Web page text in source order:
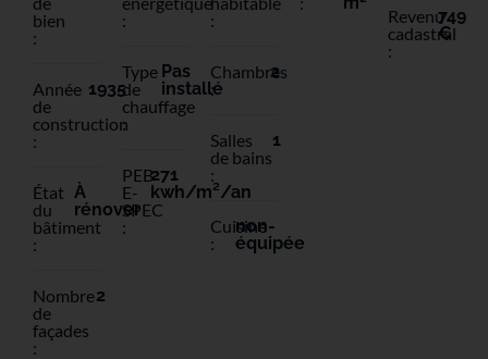
bien
:
Année
de
construction
:
1935
État
du
bâtiment
:
À
rénover
Nombre
de
façades
:
2
:
Type
de
chauffage
:
Pas
installé
PEB
E-
SPEC
:
271
kwh/m²/an
:
Chambres
:
2
Salles
de bains
:
1
Cuisine
:
non-
équipée
Revenu
cadastral
:
749
€